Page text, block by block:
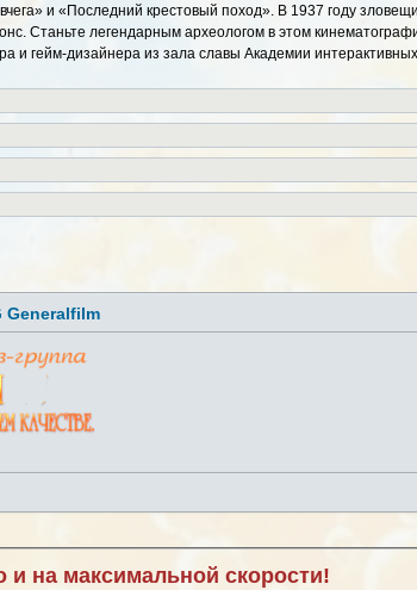
и «Последний крестовый поход». В 1937 году
Станьте легендарным археологом в этом
и гейм-дизайнера из зала славы Академии интерактивных
Generalfilm
и на максимальной скорости!